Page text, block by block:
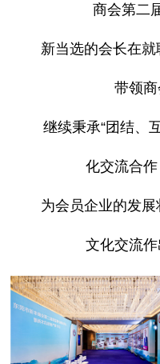
商会第二
新当选的会长在就
带领商
继续秉承“团结、
化交流合作
为会员企业的发
文化交流